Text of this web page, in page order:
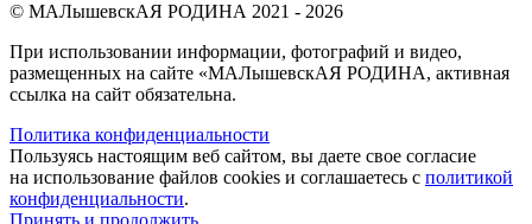
© МАЛышевскАЯ РОДИНА 2021 - 2026
При использовании информации, фотографий и видео,
размещенных на сайте «МАЛышевскАЯ РОДИНА, активная
ссылка на сайт обязательна.
Политика конфиденциальности
Пользуясь настоящим веб сайтом, вы даете свое согласие
на использование файлов cookies и соглашаетесь с политикой
конфиденциальности.
Принять и продолжить